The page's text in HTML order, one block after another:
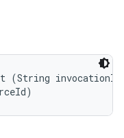
(String